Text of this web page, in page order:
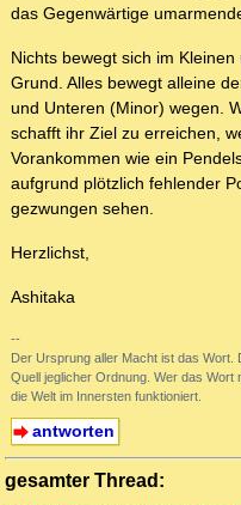
das Gegenwärtige
Nichts bewegt sich im
Grund. Alles bewegt alleine
und Unteren (Minor) wegen.
schafft ihr Ziel zu erreichen,
Vorankommen wie ein
aufgrund plötzlich fehlender
gezwungen sehen.
Herzlichst,
Ashitaka
--
Der Ursprung aller Macht ist das Wort.
Quell jeglicher Ordnung. Wer das Wort
die Welt im Innersten funktioniert.
antworten
gesamter Thread: